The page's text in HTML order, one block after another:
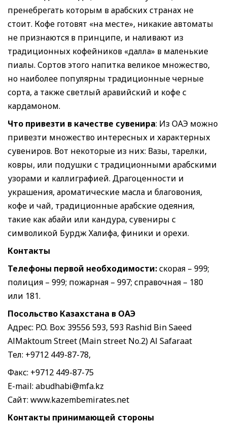
пренебрегать которым в арабских странах не
стоит. Кофе готовят «на месте», никакие автоматы
не признаются в принципе, и наливают из
традиционных кофейников «далла» в маленькие
пиалы. Сортов этого напитка великое множество,
но наиболее популярны традиционные черные
сорта, а также светлый аравийский и кофе с
кардамоном.
Что привезти в качестве сувенира: Из ОАЭ можно
привезти множество интересных и характерных
сувениров. Вот некоторые из них: Вазы, тарелки,
ковры, или подушки с традиционными арабскими
узорами и каллиграфией. Драгоценности и
украшения, ароматические масла и благовония,
кофе и чай, традиционные арабские одеяния,
такие как абайи или кандура, сувениры с
символикой Бурдж Халифа, финики и орехи.
Контакты
Телефоны первой необходимости:скорая – 999;
полиция – 999; пожарная – 997; справочная – 180
или 181.
Посольство Казахстана в ОАЭ
Адрес: P.O. Box: 39556 593, 593 Rashid Bin Saeed
AlMaktoum Street (Main street No.2) Al Safaraat
Тел: +9712 449-87-78,
Факс: +9712 449-87-75
E-mail: abudhabi@mfa.kz
Сайт: www.kazembemirates.net
Контакты принимающей стороны